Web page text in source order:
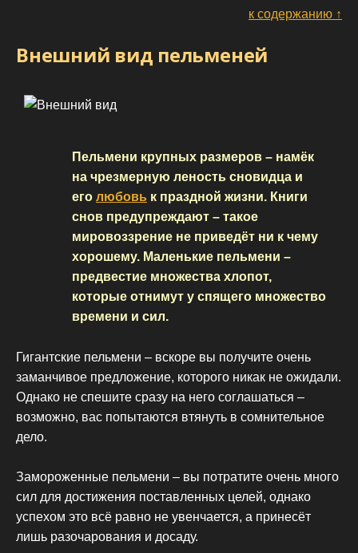
к содержанию ↑
Внешний вид пельменей
Пельмени крупных размеров – намёк
на чрезмерную леность сновидца и
его любовь к праздной жизни. Книги
снов предупреждают – такое
мировоззрение не приведёт ни к чему
хорошему. Маленькие пельмени –
предвестие множества хлопот,
которые отнимут у спящего множество
времени и сил.
Гигантские пельмени – вскоре вы получите очень
заманчивое предложение, которого никак не ожидали.
Однако не спешите сразу на него соглашаться –
возможно, вас попытаются втянуть в сомнительное
дело.
Замороженные пельмени – вы потратите очень много
сил для достижения поставленных целей, однако
успехом это всё равно не увенчается, а принесёт
лишь разочарования и досаду.